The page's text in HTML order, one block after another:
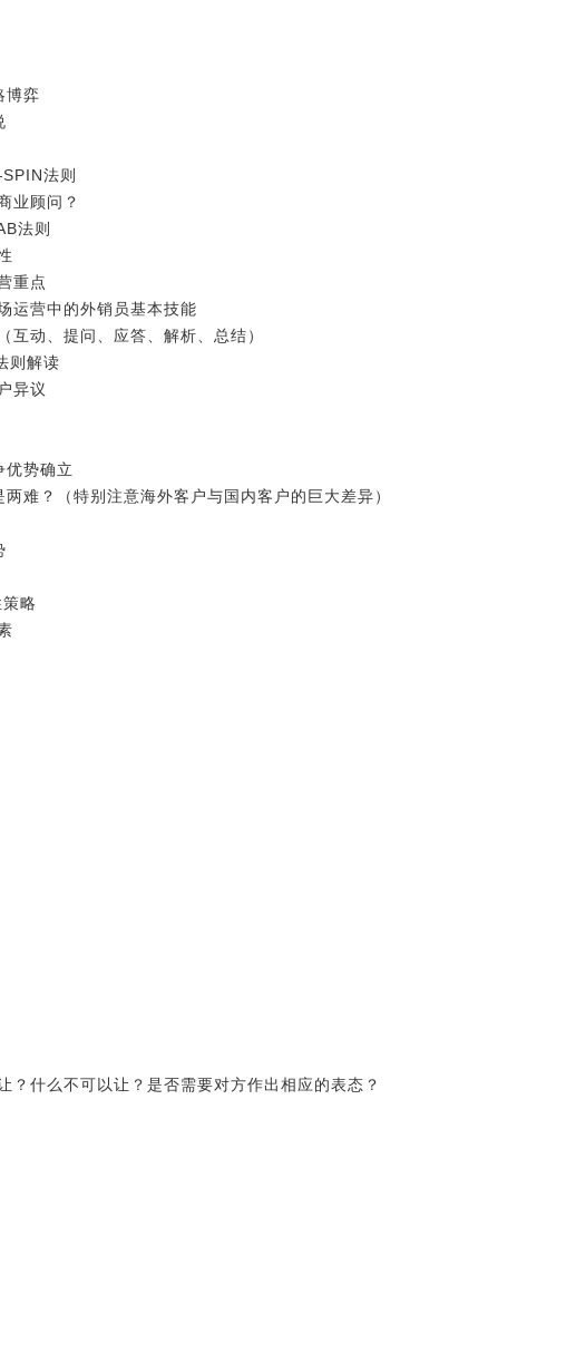
博弈
法则
业顾问？
法则
重点
运营中的外销员基本技能
动、提问、应答、解析、总结）
则解读
异议
优势确立
难？（特别注意海外客户与国内客户的巨大差异）
略
？什么不可以让？是否需要对方作出相应的表态？